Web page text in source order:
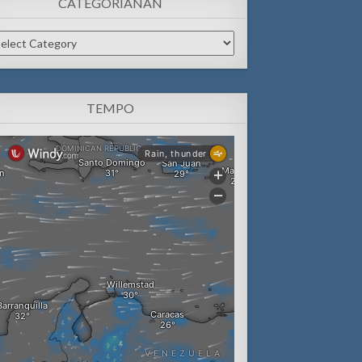
CATEGORIANAN
TEMPO